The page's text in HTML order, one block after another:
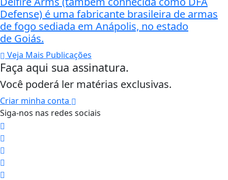
Defense) é uma fabricante brasileira de armas
de fogo sediada em Anápolis, no estado
de Goiás.
Veja Mais Publicações
Faça aqui sua assinatura.
Você poderá ler matérias exclusivas.
Criar minha conta
Siga-nos nas redes sociais